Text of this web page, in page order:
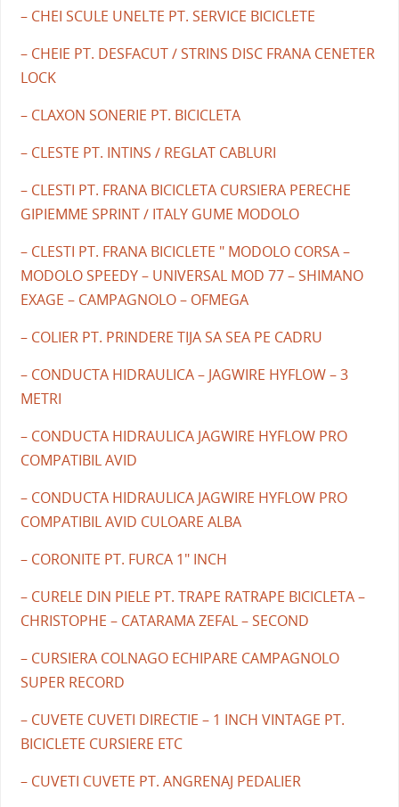
– CHEI SCULE UNELTE PT. SERVICE BICICLETE
– CHEIE PT. DESFACUT / STRINS DISC FRANA CENETER
LOCK
– CLAXON SONERIE PT. BICICLETA
– CLESTE PT. INTINS / REGLAT CABLURI
– CLESTI PT. FRANA BICICLETA CURSIERA PERECHE
GIPIEMME SPRINT / ITALY GUME MODOLO
– CLESTI PT. FRANA BICICLETE " MODOLO CORSA –
MODOLO SPEEDY – UNIVERSAL MOD 77 – SHIMANO
EXAGE – CAMPAGNOLO – OFMEGA
– COLIER PT. PRINDERE TIJA SA SEA PE CADRU
– CONDUCTA HIDRAULICA – JAGWIRE HYFLOW – 3
METRI
– CONDUCTA HIDRAULICA JAGWIRE HYFLOW PRO
COMPATIBIL AVID
– CONDUCTA HIDRAULICA JAGWIRE HYFLOW PRO
COMPATIBIL AVID CULOARE ALBA
– CORONITE PT. FURCA 1" INCH
– CURELE DIN PIELE PT. TRAPE RATRAPE BICICLETA –
CHRISTOPHE – CATARAMA ZEFAL – SECOND
– CURSIERA COLNAGO ECHIPARE CAMPAGNOLO
SUPER RECORD
– CUVETE CUVETI DIRECTIE – 1 INCH VINTAGE PT.
BICICLETE CURSIERE ETC
– CUVETI CUVETE PT. ANGRENAJ PEDALIER